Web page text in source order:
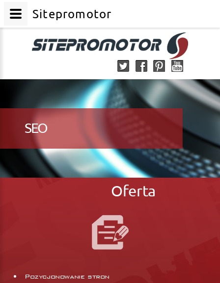
SEO
Oferta
Pozycjonowanie stron
Sitepromotor